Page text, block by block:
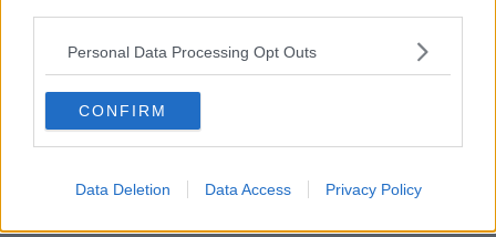
Personal Data Processing Opt Outs
CONFIRM
Data Deletion Data Access Privacy Policy
A Siena ricorrono in questi giorni gli 80 anni dalla deportazione
degliebreinei campi di concentramento.